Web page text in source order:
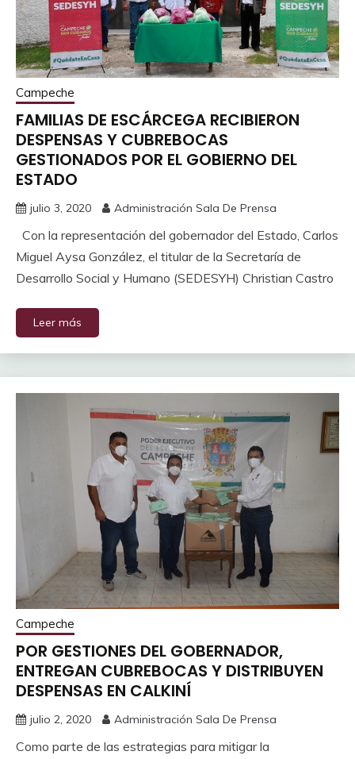
Campeche
FAMILIAS DE ESCÁRCEGA RECIBIERON
DESPENSAS Y CUBREBOCAS
GESTIONADOS POR EL GOBIERNO DEL
ESTADO
julio 3, 2020 Administración Sala De Prensa
Con la representación del gobernador del Estado, Carlos
Miguel Aysa González, el titular de la Secretaría de
Desarrollo Social y Humano (SEDESYH) Christian Castro
Leer más
Campeche
POR GESTIONES DEL GOBERNADOR,
ENTREGAN CUBREBOCAS Y DISTRIBUYEN
DESPENSAS EN CALKINÍ
julio 2, 2020 Administración Sala De Prensa
Como parte de las estrategias para mitigar la